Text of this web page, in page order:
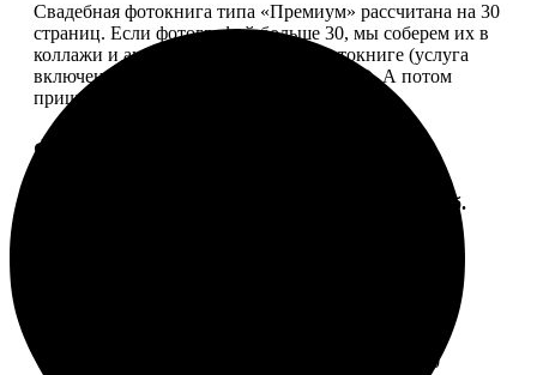
Свадебная фотокнига типа «Премиум» рассчитана на 30
страниц. Если фотографий больше 30, мы соберем их в
коллажи и аккуратно разместим в фотокниге (услуга
включена, стоимость останется прежней). А потом
пришлем вам на согласование развороты.
Форматы и цены
Цена, руб.
ФотоКнига "Премиум" 20x30
от 4990